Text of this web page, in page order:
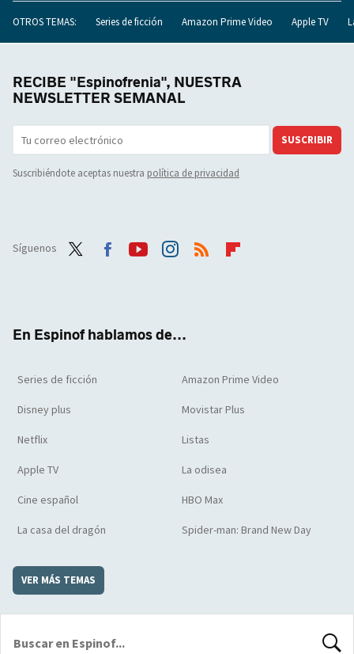
OTROS TEMAS: Series de ficción Amazon Prime Video Apple TV
RECIBE "Espinofrenia", NUESTRA
NEWSLETTER SEMANAL
SUSCRIBIR
Suscribiéndote aceptas nuestra política de privacidad
Síguenos
En Espinof hablamos de...
Series de ficción Amazon Prime Video
Disney plus Movistar Plus
Netflix Listas
Apple TV La odisea
Cine español HBO Max
La casa del dragón Spider-man: Brand New Day
VER MÁS TEMAS